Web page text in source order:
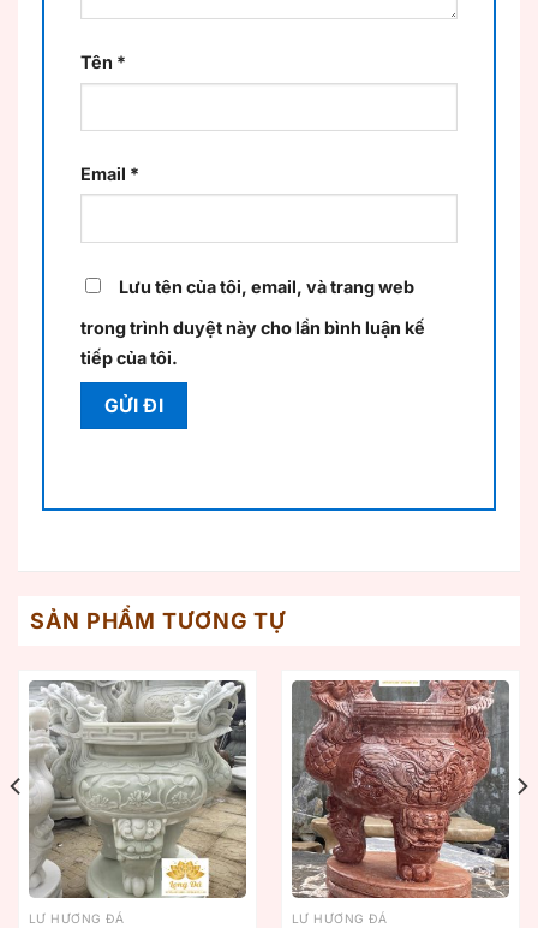
Tên *
Email *
Lưu tên của tôi, email, và trang web
trong trình duyệt này cho lần bình luận kế
tiếp của tôi.
SẢN PHẨM TƯƠNG TỰ
LƯ HƯƠNG ĐÁ LƯ HƯƠNG ĐÁ